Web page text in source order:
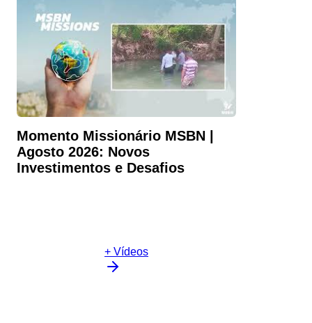
Momento Missionário MSBN |
Agosto 2026: Novos
Investimentos e Desafios
+ Vídeos